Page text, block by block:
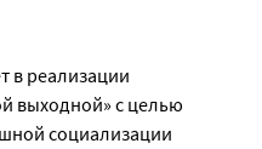
в реализации
выходной» с целью
социализации